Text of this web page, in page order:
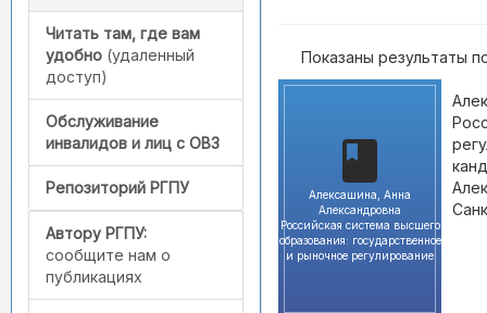
Читать там, где вам
удобно (удаленный
доступ)
Обслуживание
инвалидов и лиц с ОВЗ
Репозиторий РГПУ
Автору РГПУ:
сообщите нам о
публикациях
Показаны результаты
Алексашина, Анна
Александровна
Российская система высшего
образования: государственное
и рыночное регулирование